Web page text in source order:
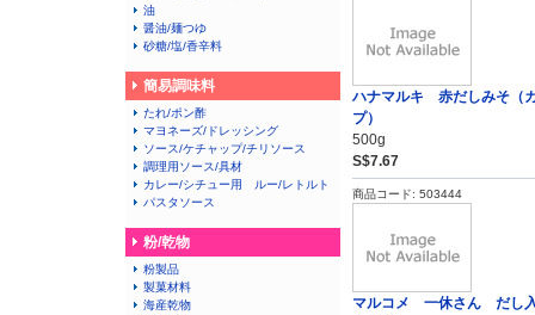
油
醤油/麺つゆ
砂糖/塩/香辛料
簡易調味料
たれ/ポン酢
マヨネーズ/ドレッシング
ソース/ケチャップ/チリソース
調理用ソース/具材
カレー/シチュー用 ルー/レトルト
パスタソース
粉/乾物
粉製品
製菓材料
海産乾物
ハナマルキ 赤だしみそ（
プ）
500g
S$7.67
商品コード: 503444
マルコメ 一休さん だし